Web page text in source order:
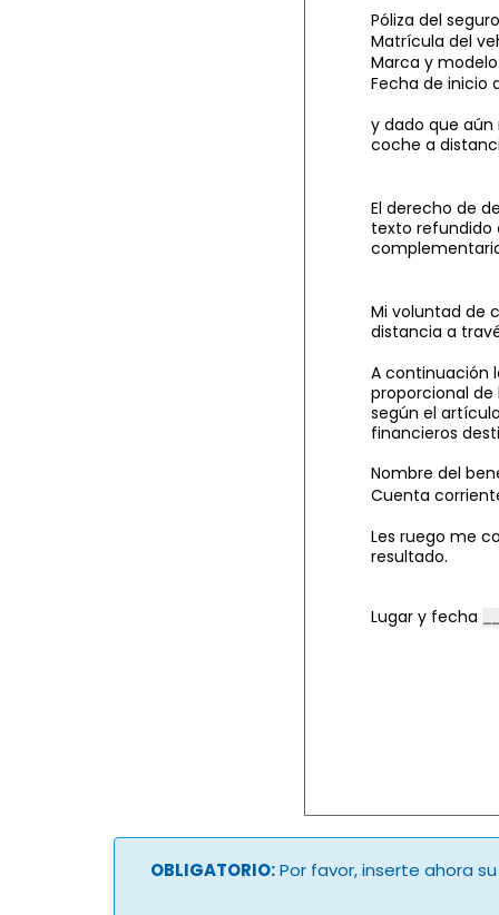
Póliza del
Matrícula del
Marca y
Fecha de inicio
y dado que
coche a
El derecho de
texto refundido
Mi voluntad de
distancia a
A continuación
proporcional
según el
financieros
Nombre del
Cuenta
Les ruego me
resultado.
Lugar y fecha
OBLIGATORIO:Por favor, inserte ahora su